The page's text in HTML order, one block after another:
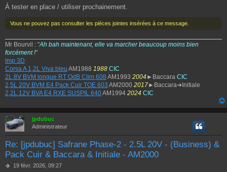
À tester en place / utiliser prochainement.
Vous ne pouvez pas consulter les pièces jointes insérées à ce message.
Mr Bourvil : "Ah bah maintenant, elle va marcher beaucoup moins bien
forcément !"
Imp 3D
Corsa A 1,2L Viva bleu AM1988 1988 CIC
2L 8V BVM longue RT OdB Clim 608 AM1993 2004 ►Baccara CIC
2,5L 20V BVM E4 Pack Cuir TOE 603 AM2000 2017►Baccara➔Initiale
2,2L 12V BVA E4 RXE SUSPIL 640AM1994 2024 CIC
jpdubuc
Administrateur
Re: [jpdubuc] Safrane Phase-2 - 2.5L 20V - (Business) &
Pack Cuir & Baccara & Initiale - AM2000
M19 févr. 2026, 09:27